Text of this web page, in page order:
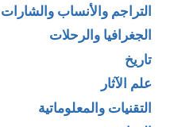
التراجم والأنساب والشارات
الجغرافيا والرحلات
تاريخ
علم الآثار
التقنيات والمعلوماتية